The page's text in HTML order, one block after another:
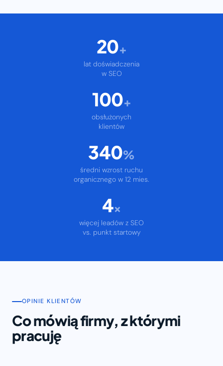
20+
lat doświadczenia
w SEO
100+
obsłużonych
klientów
340%
średni wzrost ruchu
organicznego w 12 mies.
4×
więcej leadów z SEO
vs. punkt startowy
OPINIE KLIENTÓW
Co mówią firmy, z którymi
pracuję